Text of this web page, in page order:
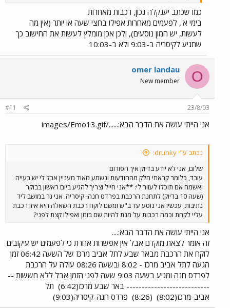
כמו שכתב יענקלה נכון, רכבות מאחרות
בימי א', לפעמים מאחרות אפילו בחצי שעה או יותר (אין מה
לעשות, יש המון נוסעים), ולכן אכן מומלץ לעשות את החישוב כך
שתגיע לקיסריה ב-9:03 ולא ב-10:03.
O
omer landau
New member
23/8/03
#11
אני הייתי עושה את הדבר הבא:....../images/Emo13.gif
נכתב ע"י drunky:
שלום, אני לא יודע בדיוק איך הפורום
עובד, כלומר קראתי חלק מההודעות ונשמע מאוד מעניין אבל לי יש בעייה
ואשמח אם תוכלו לעזור לי: **אני חייל וצריך להגיע ביום ראשון בבוקר
(שעה 10 בדיוק) לתחנת הרכבת בפרדס חנה- קיסריה. אני גר במושב ליד
נתיבות, עכשיו אני נוסע עד ב"ש ומשם לוקח רכבת השאלה היא איזו רכבת
עליי לקחת וכמה רכבות על מנת להיות שם בזמן ואפילו קצת לפני?
אני הייתי עושה את הדבר הבא:....
זה אומר לצאת מוקדם אבל אין אפשרות אחרת כי לפעמים יש עיקובים
לוקח את הרכבת מבאר שבע לתל אביב מרכז של השעה 06:42 זמן
הגעה לתל אביב מרכז - 8:02 ובשעה 08:26 עולה על הרכבת
לפרדס חנה ומגיע בשעה 9:03 שעה לפני הזמן אבל ללא חששות --
--------------------------- באר שבע מרכז(6:42)
תל
אביב-מרכז(8:02)
(8:26) פרדס חנה-קיסריה(9:03)